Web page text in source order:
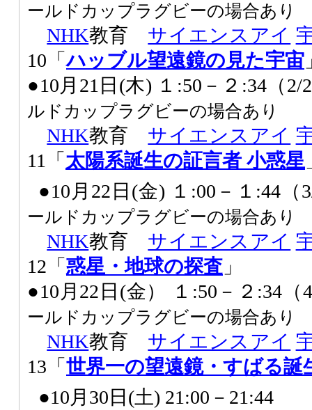
ールドカップラグビーの場合あり
NHK教育 サイエンスアイ
10「ハッブル望遠鏡の見た宇宙
●10月21日(木) １:50－２:34（2/
ルドカップラグビーの場合あり
NHK教育 サイエンスアイ
11「 太陽系誕生の証言者 小惑星
●10月22日(金) １:00－１:44（
ールドカップラグビーの場合あり
NHK教育 サイエンスアイ
12「 惑星・地球の探査 」
●10月22日(金） １:50－２:34（
ールドカップラグビーの場合あり
NHK教育 サイエンスアイ
13「 世界一の望遠鏡・すばる誕
●10月30日(土) 21:00－21:44